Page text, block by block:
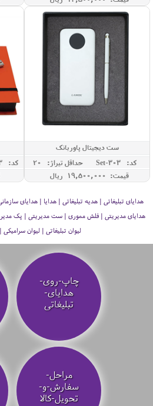
ست دیجیتال پاوربانک
کد: Set-303
حداقل تيراژ: 20
قیمت: 19,500,000 ريال
کد: GSCH-P163
هدایای تبلیغاتی | هدیه تبلیغاتی | هدایا | هدایای
هدایای مدیریتی | فلش مموری | ست مدیریتی | پک
لیوان تبلیغاتی | لیوان سرامیکی
چاپ-روی-
هدایای-
تبلیغاتی
مراحل-
سفارش-و-
تحویل-کالا